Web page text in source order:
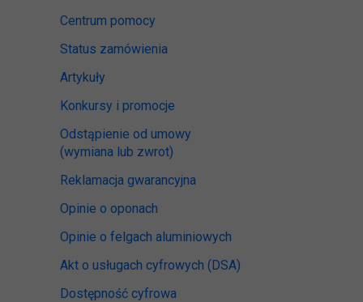
Centrum pomocy
Status zamówienia
Artykuły
Konkursy i promocje
Odstąpienie od umowy
(wymiana lub zwrot)
Reklamacja gwarancyjna
Opinie o oponach
Opinie o felgach aluminiowych
Akt o usługach cyfrowych (DSA)
Dostępność cyfrowa